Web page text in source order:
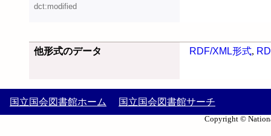
dct:modified
他形式のデータ RDF/XML形式,
国立国会図書館ホーム 国立国会図書館サーチ
Copyright ©